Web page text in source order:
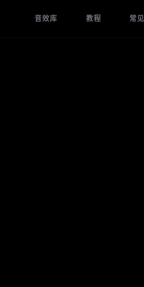
音效库 教程 常